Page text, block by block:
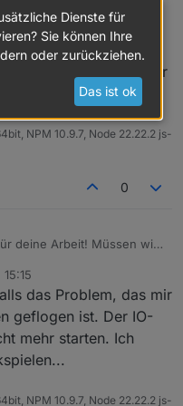
die Dose nicht
-
-
-
-
-
-
-
Arbeit! Müssen wir
und dann wieder
NPM 10.9.7, Node 22.22.2 js-
0
deine Arbeit! Müssen wir
das Problem, das mir
geflogen ist. Der IO-
mehr starten. Ich
NPM 10.9.7, Node 22.22.2 js-
Dienste für
Sie können Ihre
oder zurückziehen.
Das ist ok